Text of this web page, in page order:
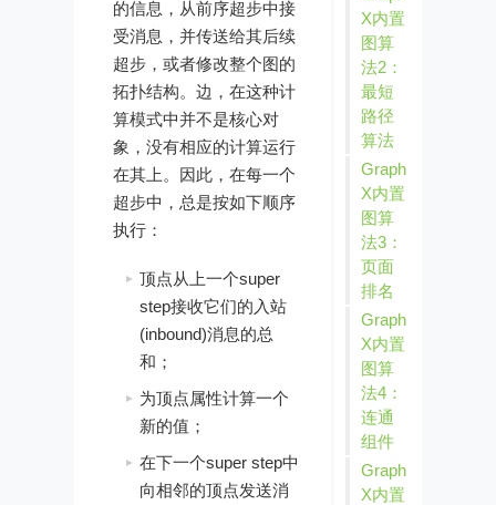
的信息，从前序超步中接
受消息，并传送给其后续
超步，或者修改整个图的
拓扑结构。边，在这种计
算模式中并不是核心对
象，没有相应的计算运行
在其上。因此，在每一个
超步中，总是按如下顺序
执行：
顶点从上一个super
step接收它们的入站
(inbound)消息的总
和；
为顶点属性计算一个
新的值；
在下一个super step中
向相邻的顶点发送消
X内置
图算
法2：
最短
路径
算法
Graph
X内置
图算
法3：
页面
排名
Graph
X内置
图算
法4：
连通
组件
Graph
X内置